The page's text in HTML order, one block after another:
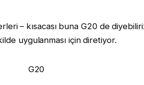
– kısacası buna G20 de
uygulanması için diretiyor.